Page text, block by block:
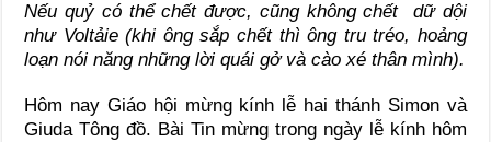
Nếu quỷ có thể chết được, cũng không chết dữ dội
như Voltảie (khi ông sắp chết thì ông tru tréo, hoảng
loạn nói năng những lời quái gở và cào xé thân mình).
Hôm nay Giáo hội mừng kính lễ hai thánh Simon và
Giuda Tông đồ. Bài Tin mừng trong ngày lễ kính hôm